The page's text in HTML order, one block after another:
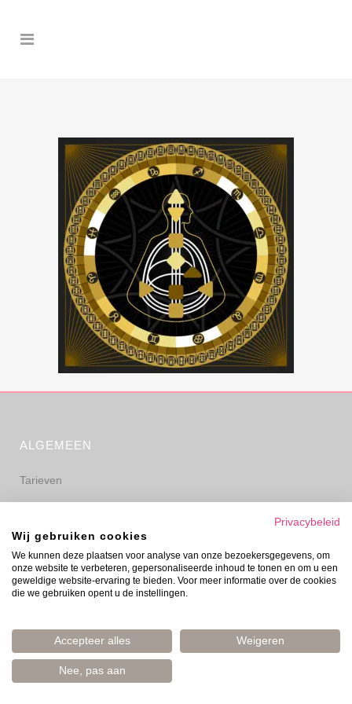
ALGEMEEN
Tarieven
Privacyverklaring
Disclaimer
Privacybeleid
Wij gebruiken cookies
We kunnen deze plaatsen voor analyse van onze bezoekersgegevens, om
onze website te verbeteren, gepersonaliseerde inhoud te tonen en om u een
geweldige website-ervaring te bieden. Voor meer informatie over de cookies
die we gebruiken opent u de instellingen.
Accepteer alles Weigeren
Nee, pas aan